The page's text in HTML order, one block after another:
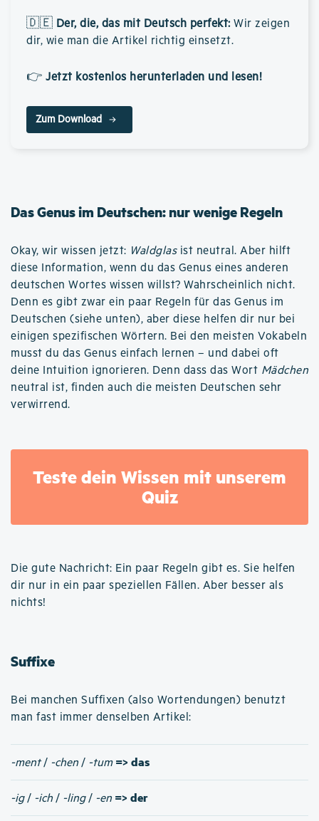
🇩🇪 Der, die, das mit Deutsch perfekt: Wir zeigen
dir, wie man die Artikel richtig einsetzt.
👉 Jetzt kostenlos herunterladen und lesen!
Zum Download
Das Genus im Deutschen: nur wenige Regeln
Okay, wir wissen jetzt: Waldglasist neutral. Aber hilft
diese Information, wenn du das Genus eines anderen
deutschen Wortes wissen willst? Wahrscheinlich nicht.
Denn es gibt zwar ein paar Regeln für das Genus im
Deutschen (siehe unten), aber diese helfen dir nur bei
einigen spezifischen Wörtern. Bei den meisten Vokabeln
musst du das Genus einfach lernen – und dabei oft
deine Intuition ignorieren. Denn dass das Wort Mädchen
neutral ist, finden auch die meisten Deutschen sehr
verwirrend.
Teste dein Wissen mit unserem
Quiz
Die gute Nachricht: Ein paar Regeln gibt es. Sie helfen
dir nur in ein paar speziellen Fällen. Aber besser als
nichts!
Suffixe
Bei manchen Suffixen (also Wortendungen) benutzt
man fast immer denselben Artikel:
-ment/ -chen / -tum => das
-ig/ -ich / -ling/ -en => der